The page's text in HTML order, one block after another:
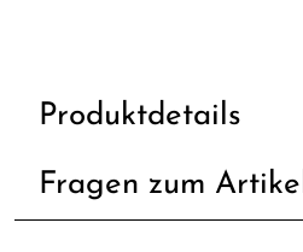
Produktdetails
Fragen zum